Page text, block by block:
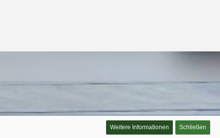
Weitere Informationen Schließen